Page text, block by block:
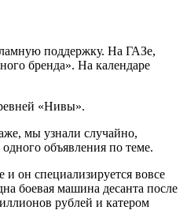
поддержку. На ГАЗе,
бренда». На календаре
«Нивы».
мы узнали случайно,
объявления по теме.
он специализируется вовсе
боевая машина десанта после
рублей и катером